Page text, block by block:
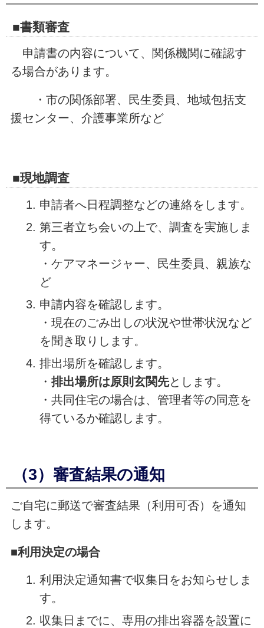
■書類審査
申請書の内容について、関係機関に確認す
る場合があります。
・市の関係部署、民生委員、地域包括支
援センター、介護事業所など
■現地調査
申請者へ日程調整などの連絡をします。
第三者立ち会いの上で、調査を実施しま
す。
・ケアマネージャー、民生委員、親族な
ど
申請内容を確認します。
・現在のごみ出しの状況や世帯状況など
を聞き取りします。
排出場所を確認します。
・ 排出場所は原則玄関先とします。
・共同住宅の場合は、管理者等の同意を
得ているか確認します。
（3）審査結果の通知
ご自宅に郵送で審査結果（利用可否）を通知
します。
■利用決定の場合
利用決定通知書で収集日をお知らせしま
す。
収集日までに、専用の排出容器を設置に